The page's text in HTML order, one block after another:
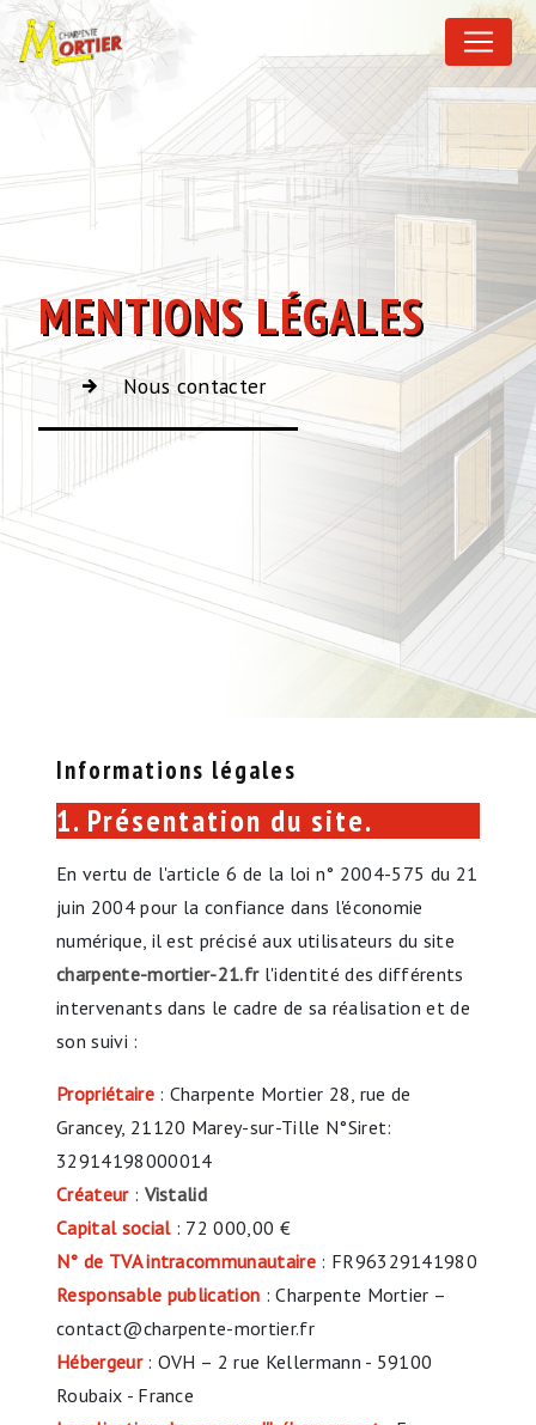
MENTIONS LÉGALES
Nous contacter
Informations légales
1. Présentation du site.
En vertu de l'article 6 de la loi n° 2004-575 du 21
juin 2004 pour la confiance dans l'économie
numérique, il est précisé aux utilisateurs du site
charpente-mortier-21.frl'identité des différents
intervenants dans le cadre de sa réalisation et de
son suivi :
Propriétaire: Charpente Mortier 28, rue de
Grancey, 21120 Marey-sur-Tille N°Siret:
32914198000014
Créateur: Vistalid
Capital social: 72 000,00 €
N° de TVA intracommunautaire: FR96329141980
Responsable publication : Charpente Mortier –
contact@charpente-mortier.fr
Hébergeur: OVH – 2 rue Kellermann - 59100
Roubaix - France
Panneau de gestion des cookies